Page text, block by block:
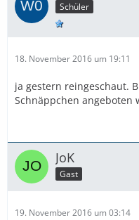
Schüler
18. November 2016 um 19:11
ja gestern reingeschaut.
Schnäppchen angeboten
JoK
Gast
19. November 2016 um 03:14